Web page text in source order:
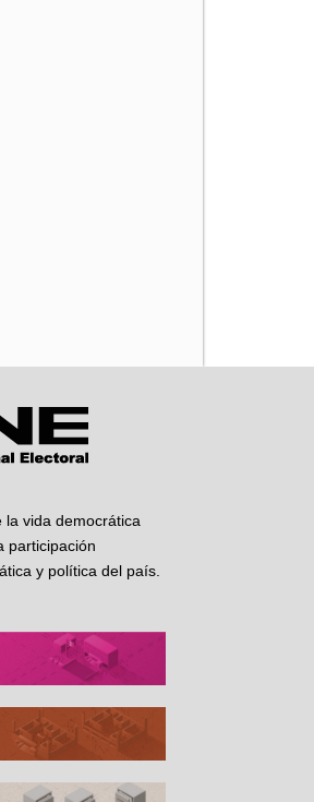
vida democrática
participación
y política del país.